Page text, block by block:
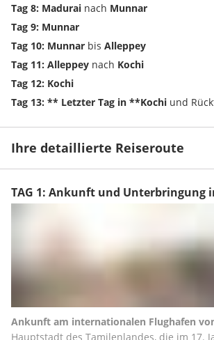
Tag 8: Madurai nach Munnar
Tag 9: Munnar
Tag 10: Munnar bis Alleppey
Tag 11: Alleppey nach Kochi
Tag 12: Kochi
Tag 13: ** Letzter Tag in **Kochi und
Ihre detaillierte Reiseroute
TAG 1: Ankunft und Unterbringung
Ankunft am internationalen Flughafen
Hauptstadt des Tamilenlandes, die im 17.